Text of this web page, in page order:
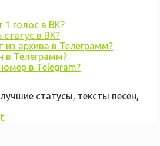
1 голос в ВК?
статус в ВК?
из архива в Телеграмм?
в Телеграмм?
в Telegram?
статусы, тексты песен,